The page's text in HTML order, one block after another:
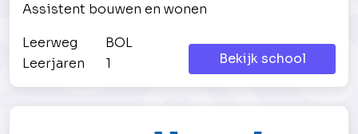
Assistent bouwen en wonen
Leerweg
BOL
Leerjaren
1 Bekijk school